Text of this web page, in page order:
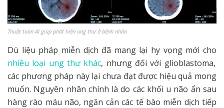
Thuật toán AI giúp phát hiện ung thư ở bệnh nhân
Dù liệu pháp miễn dịch đã mang lại hy vọng mới cho
nhiều loại ung thư khác, nhưng đối với glioblastoma,
các phương pháp này lại chưa đạt được hiệu quả mong
muốn. Nguyên nhân chính là do các khối u não ẩn sau
hàng rào máu não, ngăn cản các tế bào miễn dịch tiếp